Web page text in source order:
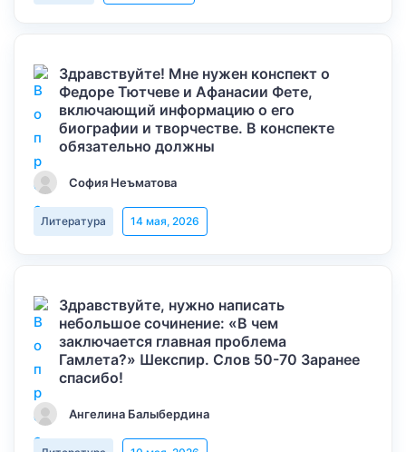
Здравствуйте! Мне нужен конспект о
Федоре Тютчеве и Афанасии Фете,
включающий информацию о его
биографии и творчестве. В конспекте
обязательно должны
София Неъматова
Литература 14 мая, 2026
Здравствуйте, нужно написать
небольшое сочинение: «В чем
заключается главная проблема
Гамлета?» Шекспир. Слов 50-70 Заранее
спасибо!
Ангелина Балыбердина